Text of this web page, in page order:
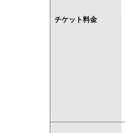
チケット料金